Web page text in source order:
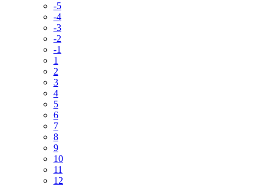
-5
-4
-3
-2
-1
1
2
3
4
5
6
7
8
9
10
11
12